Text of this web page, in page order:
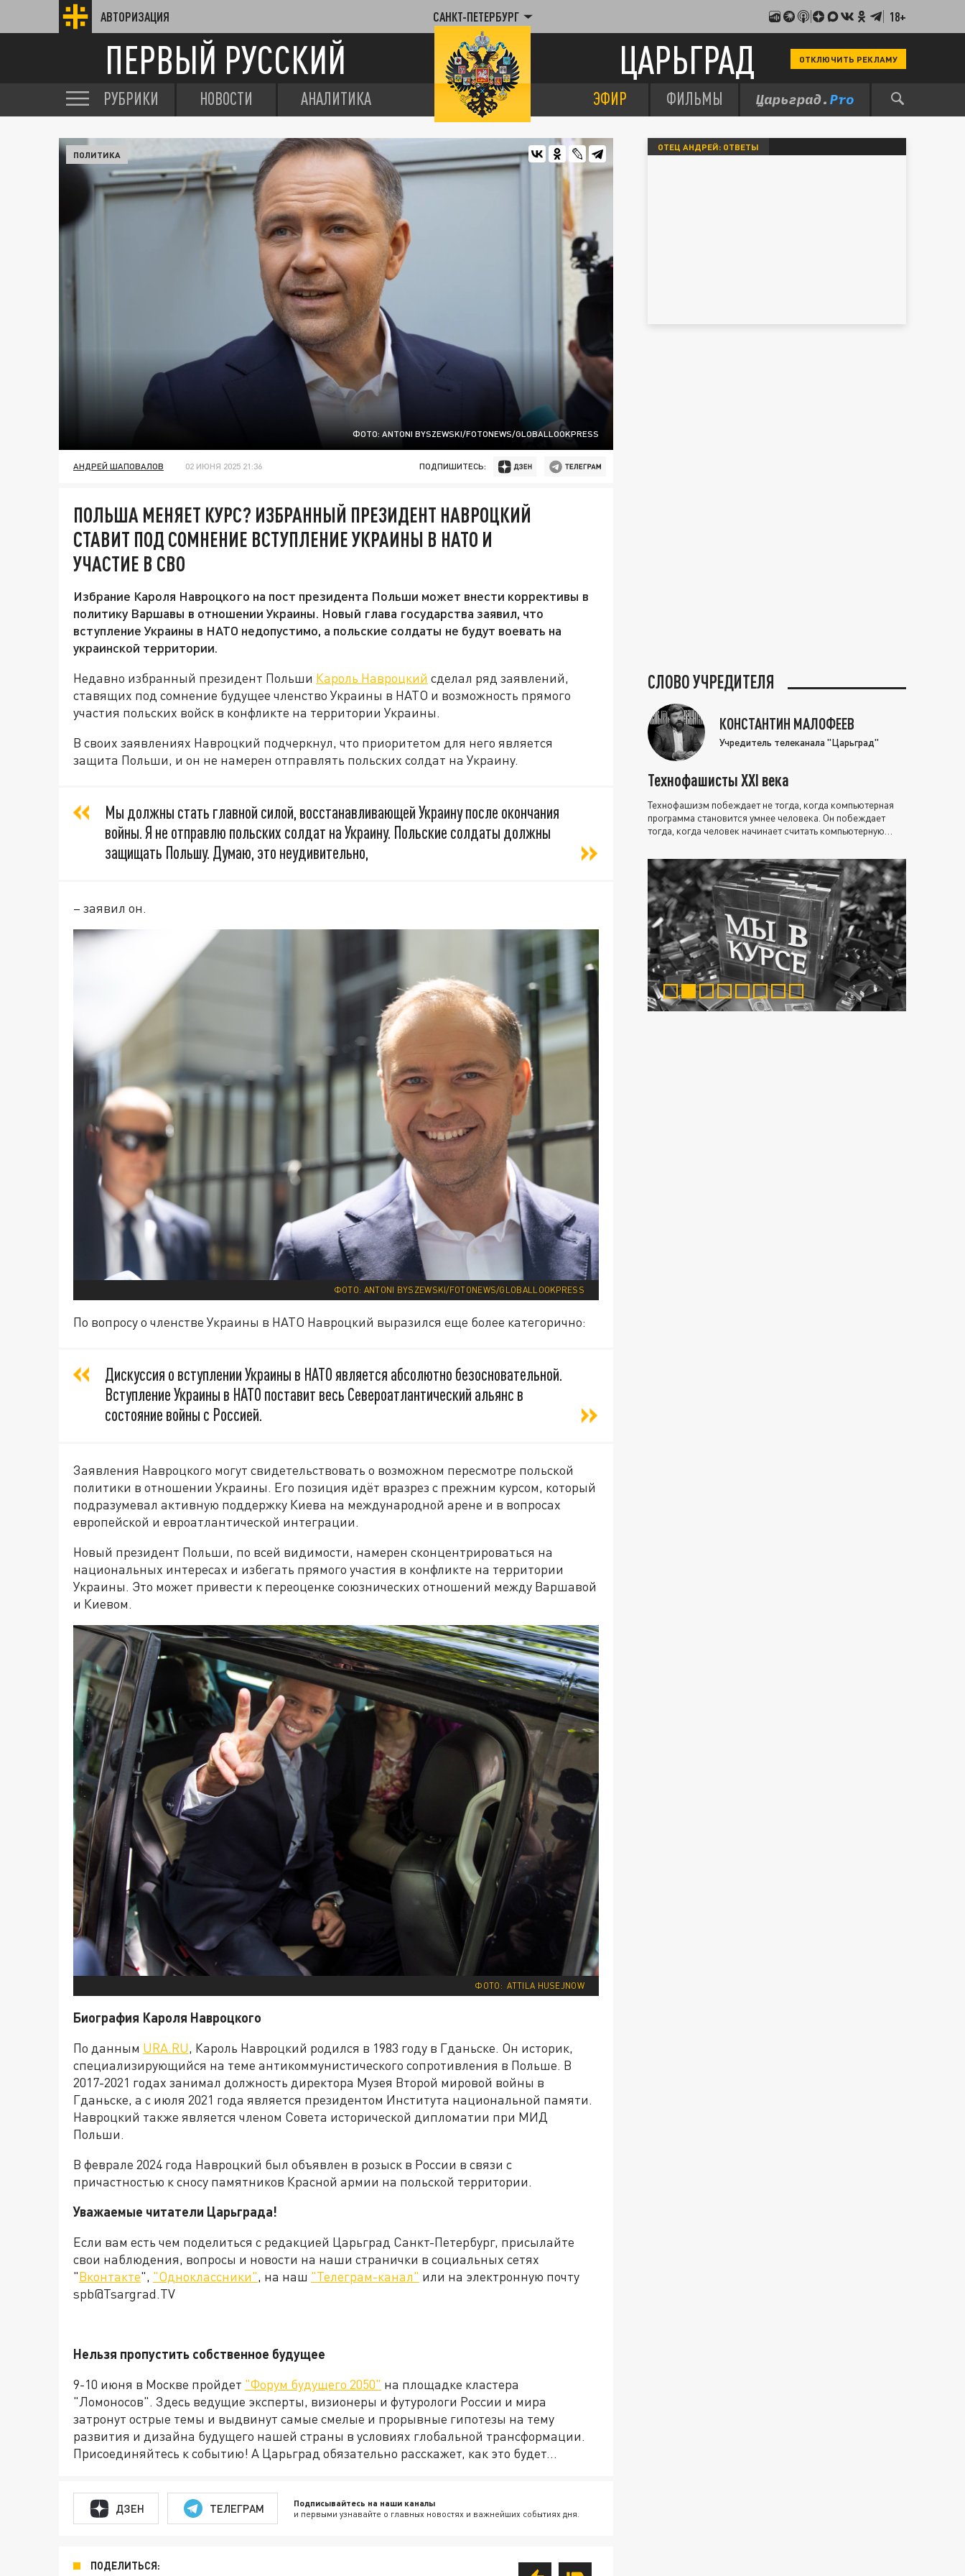
АВТОРИЗАЦИЯ САНКТ-ПЕТЕРБУРГ 18+
ПЕРВЫЙ РУССКИЙ ЦАРЬГРАД ОТКЛЮЧИТЬ РЕКЛАМУ
РУБРИКИ НОВОСТИ АНАЛИТИКА ЭФИР ФИЛЬМЫ
ФОТО: ANTONI BYSZEWSKI/FOTONEWS/GLOBALLOOKPRESS
ПОЛИТИКА
АНДРЕЙ ШАПОВАЛОВ 02 ИЮНЯ 2025 21:36 ПОДПИШИТЕСЬ:
ПОЛЬША МЕНЯЕТ КУРС? ИЗБРАННЫЙ ПРЕЗИДЕНТ НАВРОЦКИЙ
СТАВИТ ПОД СОМНЕНИЕ ВСТУПЛЕНИЕ УКРАИНЫ В НАТО И
УЧАСТИЕ В СВО
Избрание Кароля Навроцкого на пост президента Польши может внести коррективы в
политику Варшавы в отношении Украины. Новый глава государства заявил, что
вступление Украины в НАТО недопустимо, а польские солдаты не будут воевать на
украинской территории.
Недавно избранный президент Польши Кароль Навроцкий сделал ряд заявлений,
ставящих под сомнение будущее членство Украины в НАТО и возможность прямого
участия польских войск в конфликте на территории Украины.
В своих заявлениях Навроцкий подчеркнул, что приоритетом для него является
защита Польши, и он не намерен отправлять польских солдат на Украину.
Мы должны стать главной силой, восстанавливающей Украину после окончания
войны. Я не отправлю польских солдат на Украину. Польские солдаты должны
защищать Польшу. Думаю, это неудивительно,
– заявил он.
ФОТО: ANTONI BYSZEWSKI/FOTONEWS/GLOBALLOOKPRESS
По вопросу о членстве Украины в НАТО Навроцкий выразился еще более категорично:
Дискуссия о вступлении Украины в НАТО является абсолютно безосновательной.
Вступление Украины в НАТО поставит весь Североатлантический альянс в
состояние войны с Россией.
Заявления Навроцкого могут свидетельствовать о возможном пересмотре польской
политики в отношении Украины. Его позиция идёт вразрез с прежним курсом, который
подразумевал активную поддержку Киева на международной арене и в вопросах
европейской и евроатлантической интеграции.
Новый президент Польши, по всей видимости, намерен сконцентрироваться на
национальных интересах и избегать прямого участия в конфликте на территории
Украины. Это может привести к переоценке союзнических отношений между Варшавой
и Киевом.
ФОТО: ATTILA HUSEJNOW
Биография Кароля Навроцкого
По данным URA.RU, Кароль Навроцкий родился в 1983 году в Гданьске. Он историк,
специализирующийся на теме антикоммунистического сопротивления в Польше. В
2017-2021 годах занимал должность директора Музея Второй мировой войны в
Гданьске, а с июля 2021 года является президентом Института национальной памяти.
Навроцкий также является членом Совета исторической дипломатии при МИД
Польши.
В феврале 2024 года Навроцкий был объявлен в розыск в России в связи с
причастностью к сносу памятников Красной армии на польской территории.
Уважаемые читатели Царьграда!
Если вам есть чем поделиться с редакцией Царьград Санкт-Петербург, присылайте
свои наблюдения, вопросы и новости на наши странички в социальных сетях
"Вконтакте", "Одноклассники", на наш "Телеграм-канал" или на электронную почту
spb@Tsargrad.TV
Нельзя пропустить собственное будущее
9-10 июня в Москве пройдет "Форум будущего 2050" на площадке кластера
"Ломоносов". Здесь ведущие эксперты, визионеры и футурологи России и мира
затронут острые темы и выдвинут самые смелые и прорывные гипотезы на тему
развития и дизайна будущего нашей страны в условиях глобальной трансформации.
Присоединяйтесь к событию! А Царьград обязательно расскажет, как это будет...
ДЗЕН ТЕЛЕГРАМ Подписывайтесь на наши каналы
и первыми узнавайте о главных новостях и важнейших событиях дня.
ПОДЕЛИТЬСЯ:
ОТЕЦ АНДРЕЙ: ОТВЕТЫ
СЛОВО УЧРЕДИТЕЛЯ
КОНСТАНТИН МАЛОФЕЕВ
Учредитель телеканала "Царьград"
Технофашисты XXI века
Технофашизм побеждает не тогда, когда компьютерная
программа становится умнее человека. Он побеждает
тогда, когда человек начинает считать компьютерную